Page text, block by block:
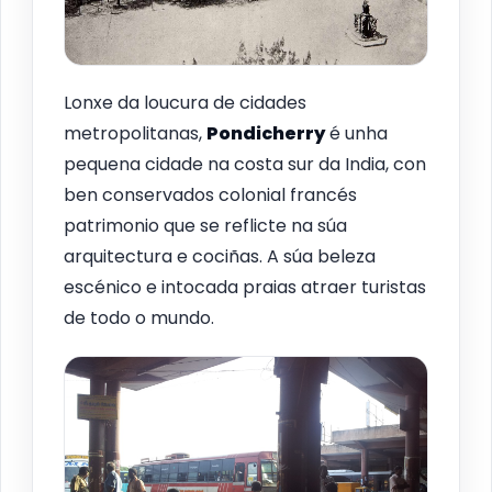
Lonxe da loucura de cidades
metropolitanas, Pondicherryé unha
pequena cidade na costa sur da India, con
ben conservados colonial francés
patrimonio que se reflicte na súa
arquitectura e cociñas. A súa beleza
escénico e intocada praias atraer turistas
de todo o mundo.